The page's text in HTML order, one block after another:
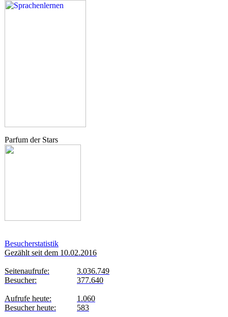
Parfum der Stars
Besucherstatistik
Gezählt seit dem 10.02.2016
Seitenaufrufe:
Besucher:
Aufrufe heute:
Besucher heute:
3.036.749
377.640
1.060
583